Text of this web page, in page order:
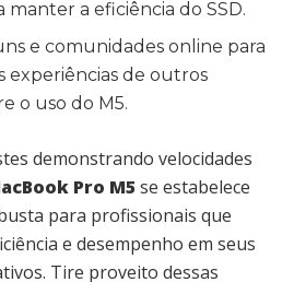
manter a eficiência do SSD.
e comunidades online para
experiências de outros
o uso do M5.
demonstrando velocidades
Pro M5 se estabelece
para profissionais que
e desempenho em seus
Tire proveito dessas